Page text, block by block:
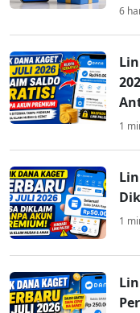
6
1
1